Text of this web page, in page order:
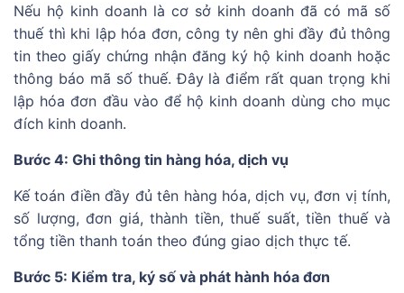
Nếu hộ kinh doanh là cơ sở kinh doanh đã có mã số
thuế thì khi lập hóa đơn, công ty nên ghi đầy đủ thông
tin theo giấy chứng nhận đăng ký hộ kinh doanh hoặc
thông báo mã số thuế. Đây là điểm rất quan trọng khi
lập hóa đơn đầu vào để hộ kinh doanh dùng cho mục
đích kinh doanh.
Bước 4: Ghi thông tin hàng hóa, dịch vụ
Kế toán điền đầy đủ tên hàng hóa, dịch vụ, đơn vị tính,
số lượng, đơn giá, thành tiền, thuế suất, tiền thuế và
tổng tiền thanh toán theo đúng giao dịch thực tế.
Bước 5: Kiểm tra, ký số và phát hành hóa đơn